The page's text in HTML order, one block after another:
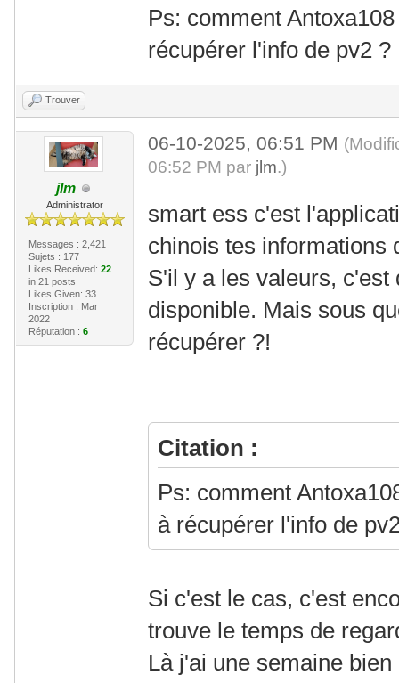
Ps: comment
récupérer l'info de pv2 ?
Trouver
jlm
Administrator
Messages : 2,421
Sujets : 177
Likes Received: 22
in 21 posts
Likes Given: 33
Inscription : Mar
2022
Réputation : 6
06-10-2025, 06:51 PM
06:52 PM par jlm.)
smart ess c'est
chinois tes informations
S'il y a les valeurs, c'est
disponible. Mais sous
récupérer ?!
Citation :
Ps: comment
à récupérer l'info de
Si c'est le cas, c'est
trouve le temps de
Là j'ai une semaine